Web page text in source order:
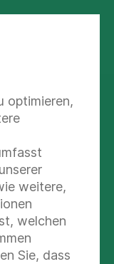
optimieren,
weitere,
welchen
Sie, dass